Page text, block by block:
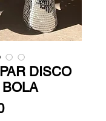
DISCO
BOLA
Precio